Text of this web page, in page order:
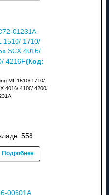
01231A
1510/ 1710/
SCX 4016/
4216F(Код:
ML 1510/ 1710/
4016/ 4100/ 4200/
558
Подробнее
00601A